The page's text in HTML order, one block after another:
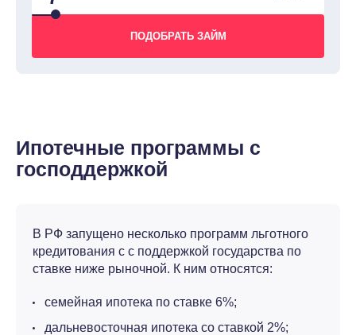
Ипотечные программы с
господдержкой
В РФ запущено несколько программ льготного
кредитования с с поддержкой государства по
ставке ниже рыночной. К ним относятся:
семейная ипотека по ставке 6%;
дальневосточная ипотека со ставкой 2%;